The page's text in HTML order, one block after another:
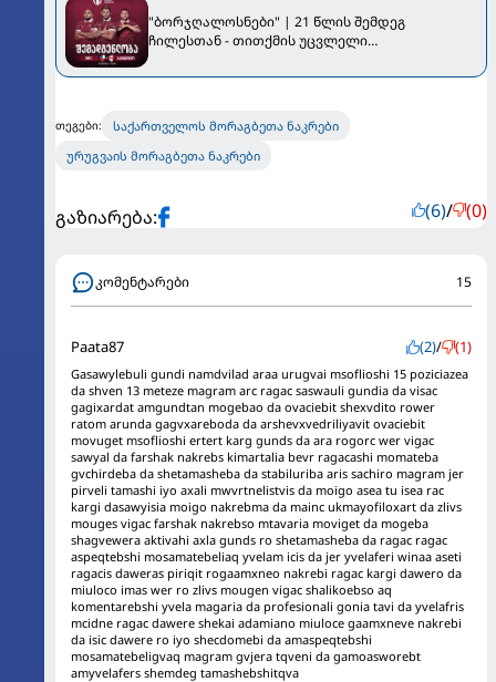
"ბორჯღალოსნები" | 21 წლის შემდეგ
ჩილესთან - თითქმის უცვლელი
თეგები:
საქართველოს მორაგბეთა ნაკრები
ურუგვაის მორაგბეთა ნაკრები
გაზიარება: (6)/ (0)
კომენტარები 15
Paata87 (2)/ (1)
Gasawylebuli gundi namdvilad araa urugvai msoflioshi 15 poziciazea
da shven 13 meteze magram arc ragac saswauli gundia da visac
gagixardat amgundtan mogebao da ovaciebit shexvdito rower
ratom arunda gagvxareboda da arshevxvedriliyavit ovaciebit
movuget msoflioshi ertert karg gunds da ara rogorc wer vigac
sawyal da farshak nakrebs kimartalia bevr ragacashi momateba
gvchirdeba da shetamasheba da stabiluriba aris sachiro magram jer
pirveli tamashi iyo axali mwvrtnelistvis da moigo asea tu isea rac
kargi dasawyisia moigo nakrebma da mainc ukmayofiloxart da zlivs
mouges vigac farshak nakrebso mtavaria moviget da mogeba
shagvewera aktivahi axla gunds ro shetamasheba da ragac ragac
aspeqtebshi mosamatebeliaq yvelam icis da jer yvelaferi winaa aseti
ragacis daweras piriqit rogaamxneo nakrebi ragac kargi dawero da
miuloco imas wer ro zlivs mougen vigac shalikoebso aq
komentarebshi yvela magaria da profesionali gonia tavi da yvelafris
mcidne ragac dawere shekai adamiano miuloce gaamxneve nakrebi
da isic dawere ro iyo shecdomebi da amaspeqtebshi
mosamatebeligvaq magram gvjera tqveni da gamoasworebt
amyvelafers shemdeg tamashebshitqva